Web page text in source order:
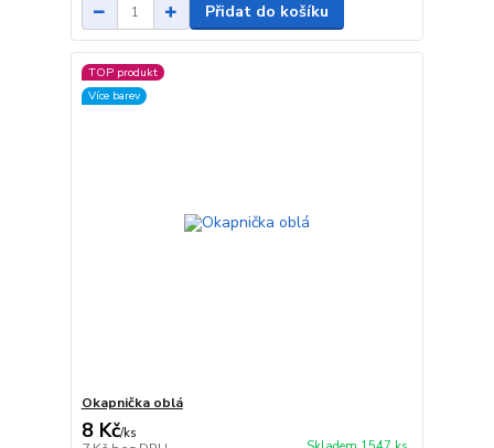
Přidat do košíku
TOP produkt
Více barev
Okapnička oblá
8 Kč/ks